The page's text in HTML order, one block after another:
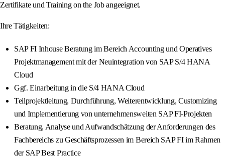
Zertifikate und Training on the Job angeeignet.
Ihre Tätigkeiten:
SAP FI Inhouse Beratung im Bereich Accounting und Operatives
Projektmanagement mit der Neuintegration von SAP S/4 HANA
Cloud
Ggf. Einarbeitung in die S/4 HANA Cloud
Teilprojektleitung, Durchführung, Weiterentwicklung, Customizing
und Implementierung von unternehmensweiten SAP FI-Projekten
Beratung, Analyse und Aufwandschätzung der Anforderungen des
Fachbereichs zu Geschäftsprozessen im Bereich SAP FI im Rahmen
der SAP Best Practice